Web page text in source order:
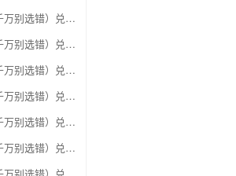
移动充值卡（面值千万别选错）兑换上海家化卡
移动充值卡（面值千万别选错）兑换山东一卡通
移动充值卡（面值千万别选错）兑换大众E卡通
移动充值卡（面值千万别选错）兑换杭州市民卡
移动充值卡（面值千万别选错）兑换驴妈妈礼品卡
移动充值卡（面值千万别选错）兑换永辉超市卡（限实体卡）